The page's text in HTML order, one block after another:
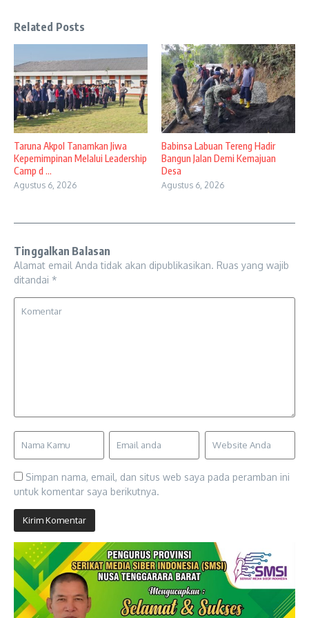
Related Posts
Taruna Akpol Tanamkan Jiwa
Kepemimpinan Melalui Leadership
Camp d ...
Agustus 6, 2026
Babinsa Labuan Tereng Hadir
Bangun Jalan Demi Kemajuan
Desa
Agustus 6, 2026
Tinggalkan Balasan
Alamat email Anda tidak akan dipublikasikan. Ruas yang wajib
ditandai *
Simpan nama, email, dan situs web saya pada peramban ini
untuk komentar saya berikutnya.